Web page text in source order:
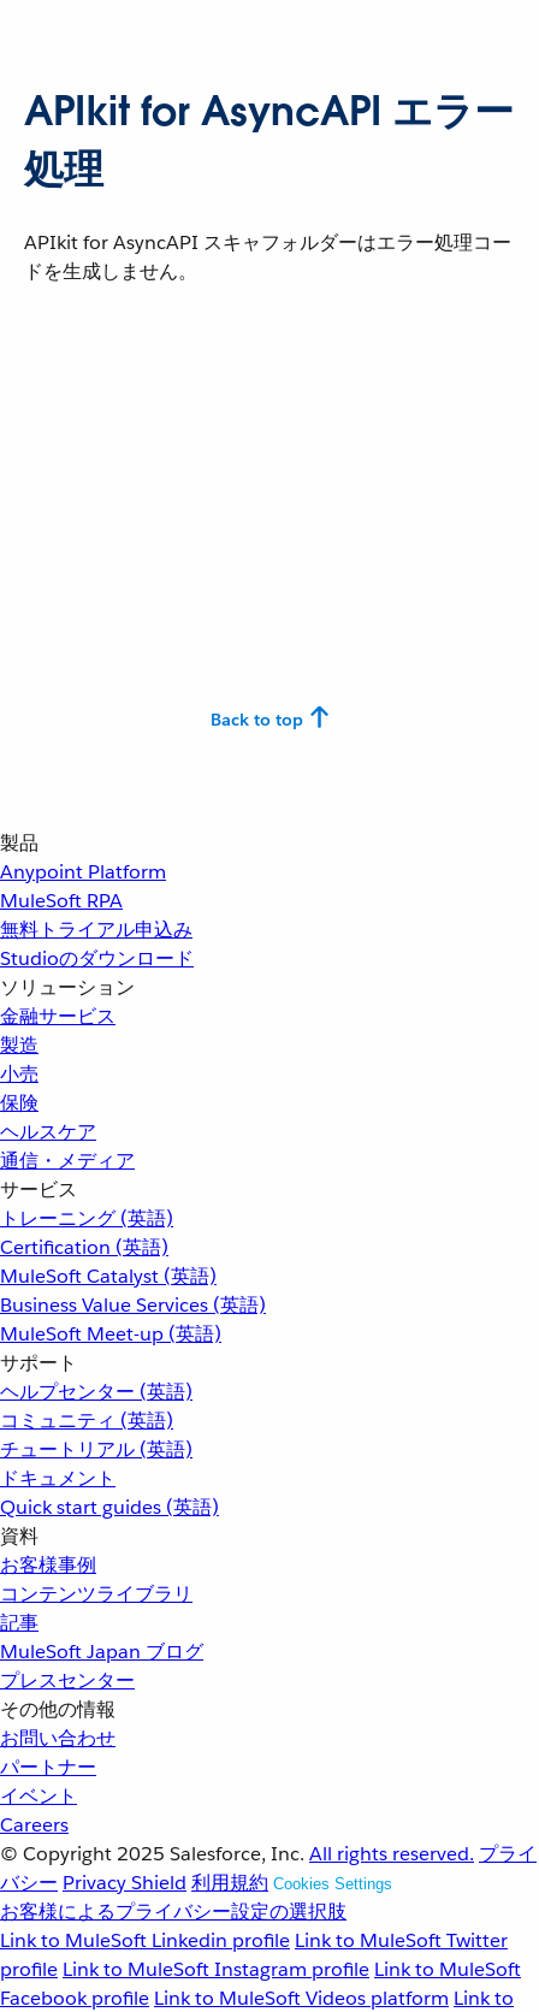
APIkit for AsyncAPI エラー
処理
APIkit for AsyncAPI スキャフォルダーはエラー処理コー
ドを生成しません。
Back to top
製品
Anypoint Platform
MuleSoft RPA
無料トライアル申込み
Studioのダウンロード
ソリューション
金融サービス
製造
小売
保険
ヘルスケア
通信・メディア
サービス
トレーニング (英語)
Certification (英語)
MuleSoft Catalyst (英語)
Business Value Services (英語)
MuleSoft Meet-up (英語)
サポート
ヘルプセンター (英語)
コミュニティ (英語)
チュートリアル (英語)
ドキュメント
Quick start guides (英語)
資料
お客様事例
コンテンツライブラリ
記事
MuleSoft Japan ブログ
プレスセンター
その他の情報
お問い合わせ
パートナー
イベント
Careers
© Copyright 2025 Salesforce, Inc. All rights reserved. プライ
バシー Privacy Shield 利用規約 Cookies Settings
お客様によるプライバシー設定の選択肢
Link to MuleSoft Linkedin profile Link to MuleSoft Twitter
profile Link to MuleSoft Instagram profile Link to MuleSoft
Facebook profile Link to MuleSoft Videos platform Link to